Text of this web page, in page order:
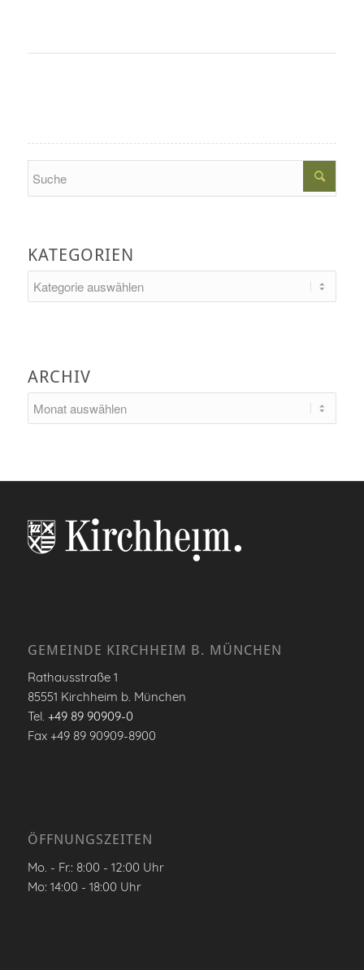
KATEGORIEN
ARCHIV
GEMEINDE KIRCHHEIM B. MÜNCHEN
Rathausstraße 1
85551 Kirchheim b. München
Tel. +49 89 90909-0
Fax +49 89 90909-8900
ÖFFNUNGSZEITEN
Mo. - Fr.: 8:00 - 12:00 Uhr
Mo: 14:00 - 18:00 Uhr